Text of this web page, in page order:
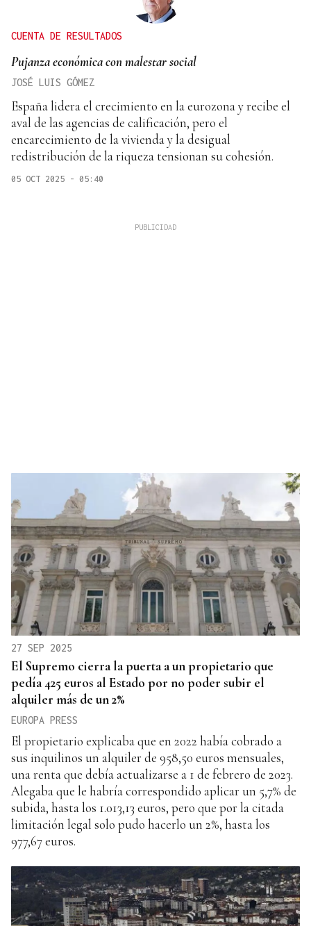
CUENTA DE RESULTADOS
Pujanza económica con malestar social
JOSÉ LUIS GÓMEZ
España lidera el crecimiento en la eurozona y recibe el
aval de las agencias de calificación, pero el
encarecimiento de la vivienda y la desigual
redistribución de la riqueza tensionan su cohesión.
05 OCT 2025 - 05:40
27 SEP 2025
El Supremo cierra la puerta a un propietario que
pedía 425 euros al Estado por no poder subir el
alquiler más de un 2%
EUROPA PRESS
El propietario explicaba que en 2022 había cobrado a
sus inquilinos un alquiler de 958,50 euros mensuales,
una renta que debía actualizarse a 1 de febrero de 2023.
Alegaba que le habría correspondido aplicar un 5,7% de
subida, hasta los 1.013,13 euros, pero que por la citada
limitación legal solo pudo hacerlo un 2%, hasta los
977,67 euros.